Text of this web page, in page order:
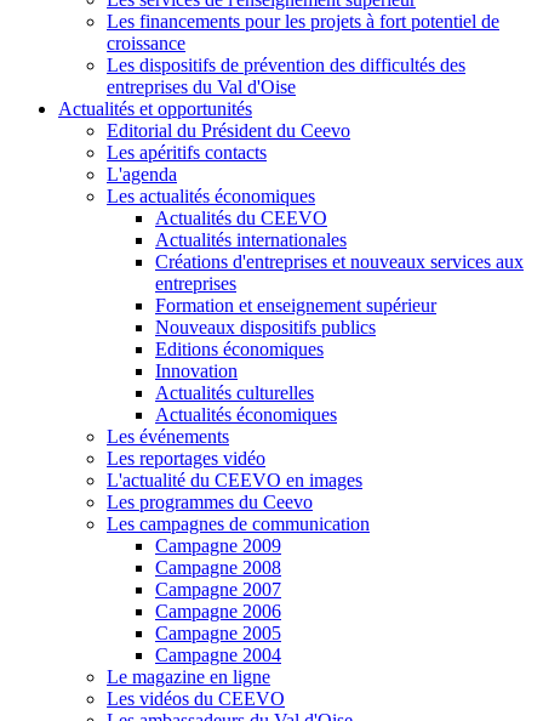
Les financements pour les projets à fort potentiel de
croissance
Les dispositifs de prévention des difficultés des
entreprises du Val d'Oise
Actualités et opportunités
Editorial du Président du Ceevo
Les apéritifs contacts
L'agenda
Les actualités économiques
Actualités du CEEVO
Actualités internationales
Créations d'entreprises et nouveaux services aux
entreprises
Formation et enseignement supérieur
Nouveaux dispositifs publics
Editions économiques
Innovation
Actualités culturelles
Actualités économiques
Les événements
Les reportages vidéo
L'actualité du CEEVO en images
Les programmes du Ceevo
Les campagnes de communication
Campagne 2009
Campagne 2008
Campagne 2007
Campagne 2006
Campagne 2005
Campagne 2004
Le magazine en ligne
Les vidéos du CEEVO